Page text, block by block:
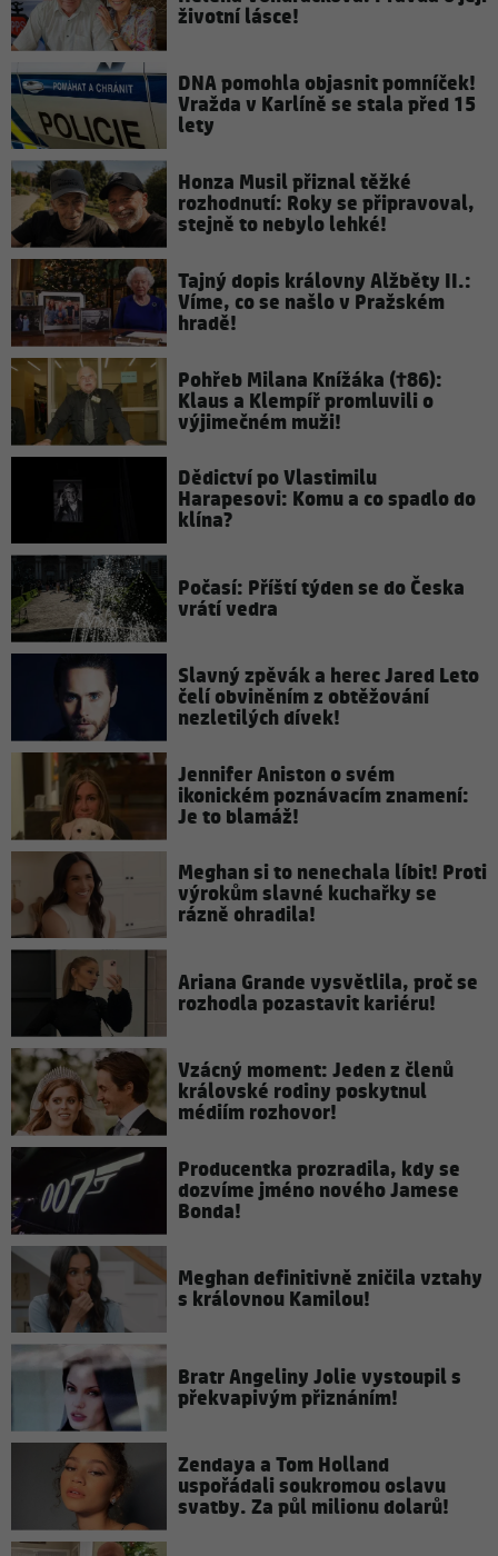
životní lásce!
DNA pomohla objasnit pomníček!
Vražda v Karlíně se stala před 15
lety
Honza Musil přiznal těžké
rozhodnutí: Roky se připravoval,
stejně to nebylo lehké!
Tajný dopis královny Alžběty II.:
Víme, co se našlo v Pražském
hradě!
Pohřeb Milana Knížáka (†86):
Klaus a Klempíř promluvili o
výjimečném muži!
Dědictví po Vlastimilu
Harapesovi: Komu a co spadlo do
klína?
Počasí: Příští týden se do Česka
vrátí vedra
Slavný zpěvák a herec Jared Leto
čelí obviněním z obtěžování
nezletilých dívek!
Jennifer Aniston o svém
ikonickém poznávacím znamení:
Je to blamáž!
Meghan si to nenechala líbit! Proti
výrokům slavné kuchařky se
rázně ohradila!
Ariana Grande vysvětlila, proč se
rozhodla pozastavit kariéru!
Vzácný moment: Jeden z členů
královské rodiny poskytnul
médiím rozhovor!
Producentka prozradila, kdy se
dozvíme jméno nového Jamese
Bonda!
Meghan definitivně zničila vztahy
s královnou Kamilou!
Bratr Angeliny Jolie vystoupil s
překvapivým přiznáním!
Zendaya a Tom Holland
uspořádali soukromou oslavu
svatby. Za půl milionu dolarů!